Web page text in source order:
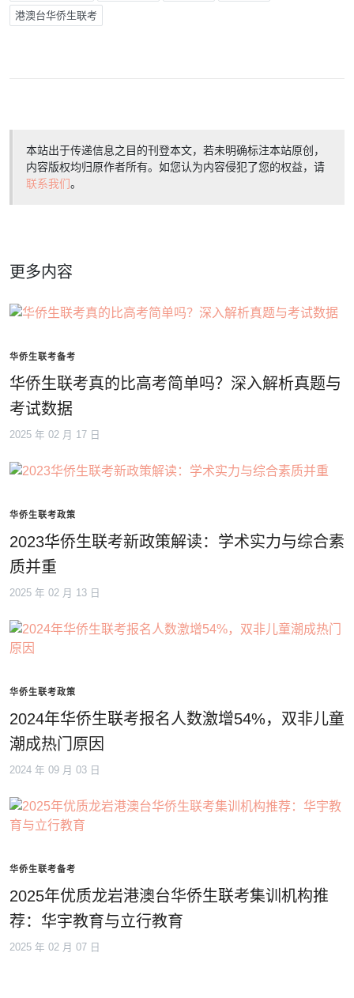
港澳台华侨生联考
本站出于传递信息之目的刊登本文，若未明确标注本站原创，
内容版权均归原作者所有。如您认为内容侵犯了您的权益，请
联系我们。
更多内容
华侨生联考备考
华侨生联考真的比高考简单吗？深入解析真题与
考试数据
2025 年 02 月 17 日
华侨生联考政策
2023华侨生联考新政策解读：学术实力与综合素
质并重
2025 年 02 月 13 日
华侨生联考政策
2024年华侨生联考报名人数激增54%，双非儿童
潮成热门原因
2024 年 09 月 03 日
华侨生联考备考
2025年优质龙岩港澳台华侨生联考集训机构推
荐：华宇教育与立行教育
2025 年 02 月 07 日